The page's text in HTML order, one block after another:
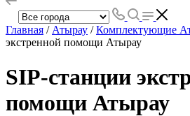
Главная / Атырау /Комплектующие
экстренной помощи Атырау
SIP-станции
помощи Атырау